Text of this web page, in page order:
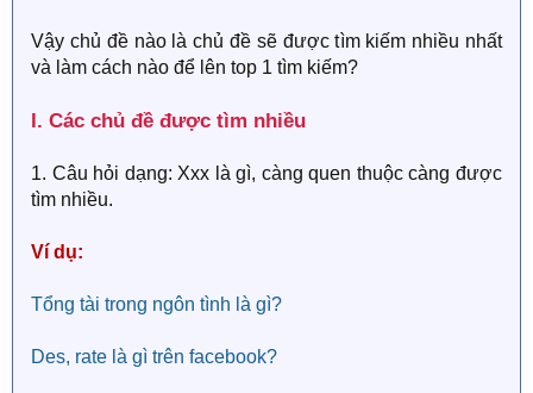
Vậy chủ đề nào là chủ đề sẽ được tìm kiếm nhiều nhất
và làm cách nào để lên top 1 tìm kiếm?
I. Các chủ đề được tìm nhiều​
1. Câu hỏi dạng: Xxx là gì, càng quen thuộc càng được
tìm nhiều.
Ví dụ:
Tổng tài trong ngôn tình là gì?
Des, rate là gì trên facebook?